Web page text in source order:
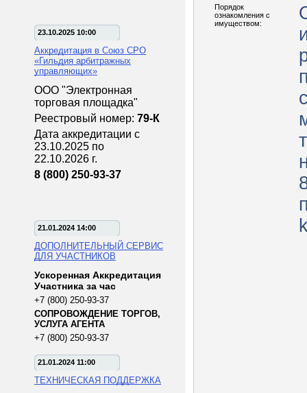
23.10.2025 10:00
Аккредитация в Союз СРО
«Гильдия арбитражных
управляющих»
ООО "Электронная
торговая площадка"
Реестровый номер: 79-К
Дата аккредитации с
23.10.2025 по
22.10.2026 г.
8 (800) 250-93-37
21.01.2024 14:00
ДОПОЛНИТЕЛЬНЫЙ СЕРВИС
ДЛЯ УЧАСТНИКОВ
Ускоренная Аккредитация
Участника за час
+7 (800) 250-93-37
СОПРОВОЖДЕНИЕ ТОРГОВ,
УСЛУГА АГЕНТА
+7 (800) 250-93-37
21.01.2024 11:00
ТЕХНИЧЕСКАЯ ПОДДЕРЖКА
Порядок
ознакомления с
имуществом: